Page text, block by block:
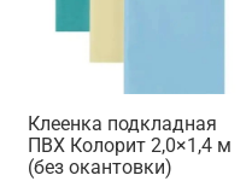
Клеенка подкладная
ПВХ Колорит 2,0×1,4 м
(без окантовки)